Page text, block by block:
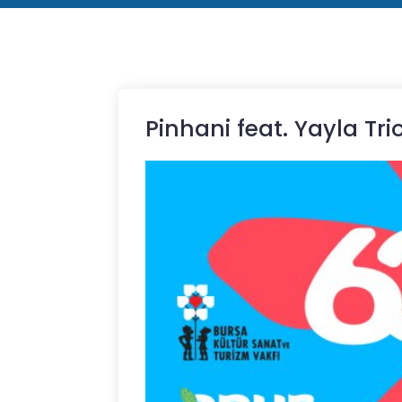
Pinhani feat. Yayla